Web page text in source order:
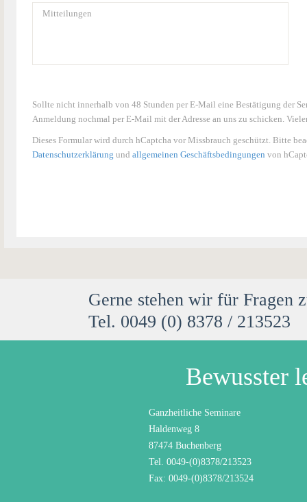
Sollte nicht innerhalb von 48 Stunden per E-Mail eine Bestätigung der
Anmeldung nochmal per E-Mail mit der Adresse an uns zu schicken.
Dieses Formular wird durch hCaptcha vor Missbrauch geschützt. Bitte
Datenschutzerklärung und allgemeinen Geschäftsbedingungen von
Gerne stehen wir für Fragen
Tel. 0049 (0) 8378 / 213523
Bewusster
Ganzheitliche Seminare
Haldenweg 8
87474 Buchenberg
Tel. 0049-(0)8378/213523
Fax: 0049-(0)8378/213524